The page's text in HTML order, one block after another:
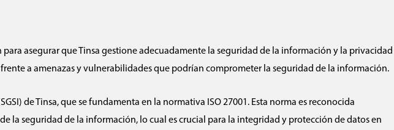
asegurar que Tinsa gestione adecuadamente la seguridad de la información y la privacidad
a amenazas y vulnerabilidades que podrían comprometer la seguridad de la información.
de Tinsa, que se fundamenta en la normativa ISO 27001. Esta norma es reconocida
seguridad de la información, lo cual es crucial para la integridad y protección de datos en